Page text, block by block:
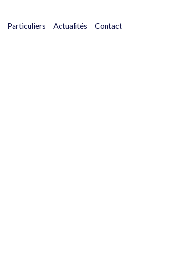
Particuliers Actualités Contact